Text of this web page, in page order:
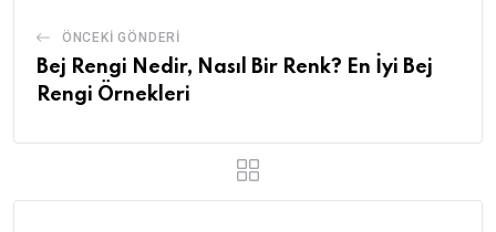
ÖNCEKI GÖNDERI
Bej Rengi Nedir, Nasıl Bir Renk? En İyi Bej
Rengi Örnekleri